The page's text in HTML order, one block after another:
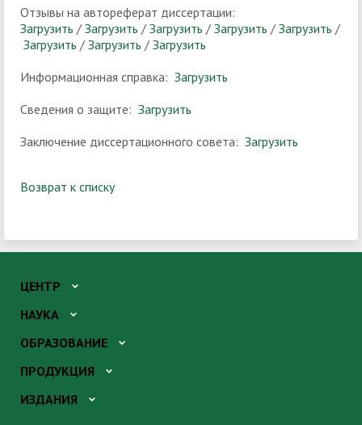
Отзывы на автореферат диссертации:
Загрузить / Загрузить / Загрузить / Загрузить / Загрузить /
Загрузить / Загрузить / Загрузить
Информационная справка: Загрузить
Сведения о защите: Загрузить
Заключение диссертационного совета: Загрузить
Возврат к списку
ЦЕНТР
НАУКА
ОБРАЗОВАНИЕ
ПРОДУКЦИЯ
ИЗДАНИЯ